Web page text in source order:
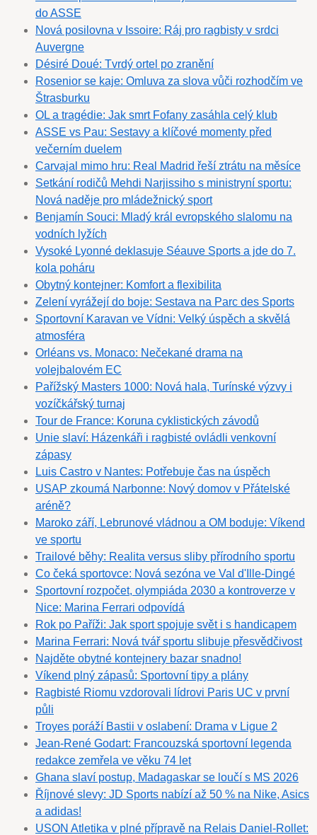
do ASSE
Nová posilovna v Issoire: Ráj pro ragbisty v srdci
Auvergne
Désiré Doué: Tvrdý ortel po zranění
Rosenior se kaje: Omluva za slova vůči rozhodčím ve
Štrasburku
OL a tragédie: Jak smrt Fofany zasáhla celý klub
ASSE vs Pau: Sestavy a klíčové momenty před
večerním duelem
Carvajal mimo hru: Real Madrid řeší ztrátu na měsíce
Setkání rodičů Mehdi Narjissiho s ministryní sportu:
Nová naděje pro mládežnický sport
Benjamín Souci: Mladý král evropského slalomu na
vodních lyžích
Vysoké Lyonné deklasuje Séauve Sports a jde do 7.
kola poháru
Obytný kontejner: Komfort a flexibilita
Zelení vyrážejí do boje: Sestava na Parc des Sports
Sportovní Karavan ve Vídni: Velký úspěch a skvělá
atmosféra
Orléans vs. Monaco: Nečekané drama na
volejbalovém EC
Pařížský Masters 1000: Nová hala, Turínské výzvy i
vozíčkářský turnaj
Tour de France: Koruna cyklistických závodů
Unie slaví: Házenkáři i ragbisté ovládli venkovní
zápasy
Luis Castro v Nantes: Potřebuje čas na úspěch
USAP zkoumá Narbonne: Nový domov v Přátelské
aréně?
Maroko září, Lebrunové vládnou a OM boduje: Víkend
ve sportu
Trailové běhy: Realita versus sliby přírodního sportu
Co čeká sportovce: Nová sezóna ve Val d'Ille-Dingé
Sportovní rozpočet, olympiáda 2030 a kontroverze v
Nice: Marina Ferrari odpovídá
Rok po Paříži: Jak sport spojuje svět i s handicapem
Marina Ferrari: Nová tvář sportu slibuje přesvědčivost
Najděte obytné kontejnery bazar snadno!
Víkend plný zápasů: Sportovní tipy a plány
Ragbisté Riomu vzdorovali lídrovi Paris UC v první
půli
Troyes poráží Bastii v oslabení: Drama v Ligue 2
Jean-René Godart: Francouzská sportovní legenda
redakce zemřela ve věku 74 let
Ghana slaví postup, Madagaskar se loučí s MS 2026
Říjnové slevy: JD Sports nabízí až 50 % na Nike, Asics
a adidas!
USON Atletika v plné přípravě na Relais Daniel-Rollet: